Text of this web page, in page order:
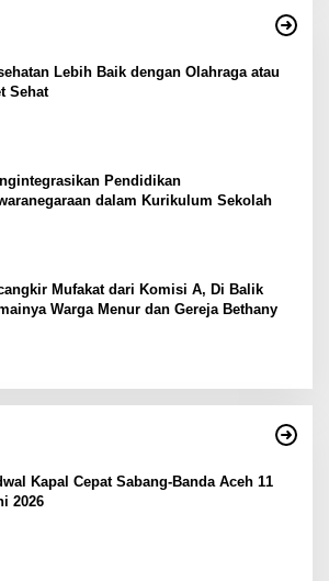
Lebih Baik dengan Olahraga atau
Sehat
Pendidikan
dalam Kurikulum Sekolah
Mufakat dari Komisi A, Di Balik
Warga Menur dan Gereja Bethany
Kapal Cepat Sabang-Banda Aceh 11
2026